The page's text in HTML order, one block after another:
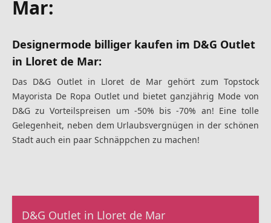
Mar:
Designermode billiger kaufen im D&G Outlet
in Lloret de Mar:
Das D&G Outlet in Lloret de Mar gehört zum Topstock
Mayorista De Ropa Outlet und bietet ganzjährig Mode von
D&G zu Vorteilspreisen um -50% bis -70% an! Eine tolle
Gelegenheit, neben dem Urlaubsvergnügen in der schönen
Stadt auch ein paar Schnäppchen zu machen!
D&G Outlet in Lloret de Mar